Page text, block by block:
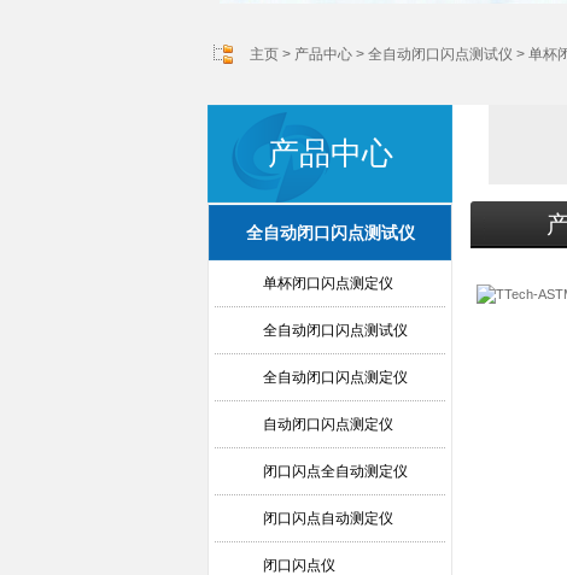
主页 > 产品中心 > 全自动闭口闪点测试仪 > 单杯
产品中心
全自动闭口闪点测试仪
单杯闭口闪点测定仪
全自动闭口闪点测试仪
全自动闭口闪点测定仪
自动闭口闪点测定仪
闭口闪点全自动测定仪
闭口闪点自动测定仪
闭口闪点仪